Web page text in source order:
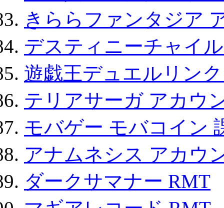
きららファンタジア
デスティニーチャイ
遊戯王デュエルリン
テリアサーガ アカウ
モバゲー モバコイン
アナムネシス アカウ
ダークサマナー RMT